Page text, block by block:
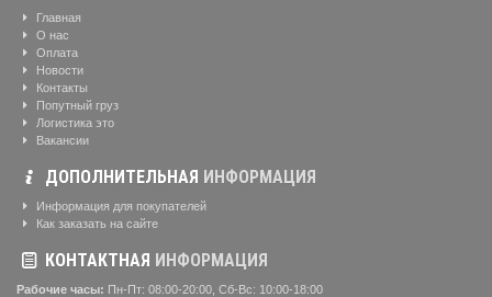
Главная
О нас
Оплата
Новости
Контакты
Попутный груз
Логистика это
Вакансии
ДОПОЛНИТЕЛЬНАЯ ИНФОРМАЦИЯ
Информация для покупателей
Как заказать на сайте
КОНТАКТНАЯ ИНФОРМАЦИЯ
Рабочие часы: Пн-Пт: 08:00-20:00, Сб-Вс: 10:00-18:00